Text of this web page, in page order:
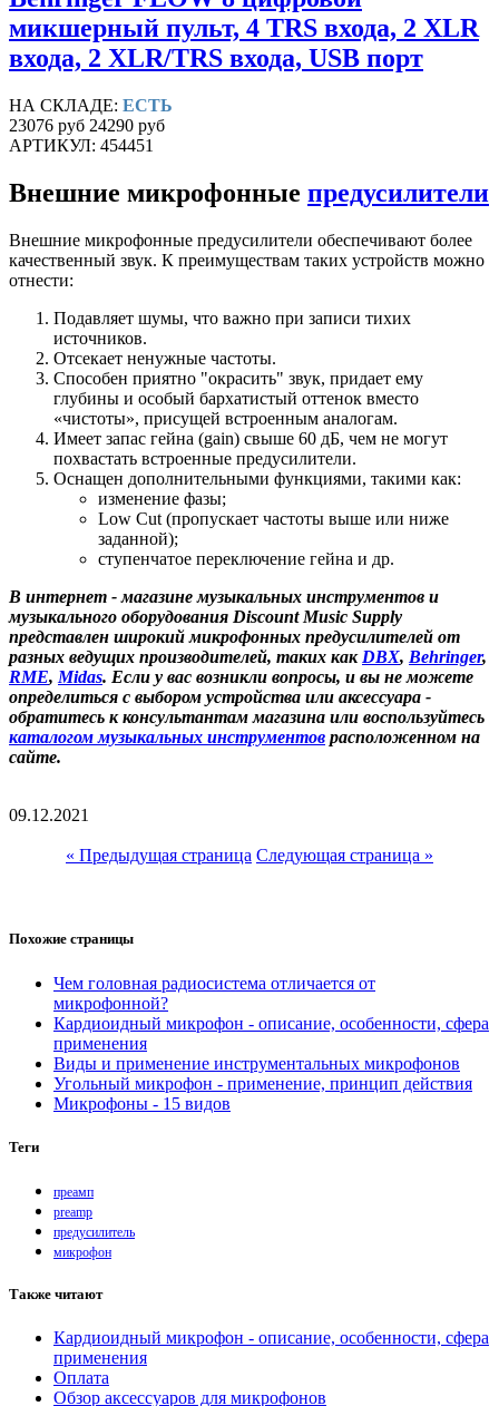
микшерный пульт, 4 TRS входа, 2 XLR
входа, 2 XLR/TRS входа, USB порт
НА СКЛАДЕ: ЕСТЬ
23076 руб 24290 руб
АРТИКУЛ: 454451
Внешние микрофонные предусилители
Внешние микрофонные предусилители обеспечивают более
качественный звук. К преимуществам таких устройств можно
отнести:
Подавляет шумы, что важно при записи тихих
источников.
Отсекает ненужные частоты.
Способен приятно "окрасить" звук, придает ему
глубины и особый бархатистый оттенок вместо
«чистоты», присущей встроенным аналогам.
Имеет запас гейна (gain) свыше 60 дБ, чем не могут
похвастать встроенные предусилители.
Оснащен дополнительными функциями, такими как:
изменение фазы;
Low Cut (пропускает частоты выше или ниже
заданной);
ступенчатое переключение гейна и др.
В интернет - магазине музыкальных инструментов и
музыкального оборудования Discount Music Supply
представлен широкий микрофонных предусилителей от
разных ведущих производителей, таких как DBX, Behringer,
RME, Midas. Если у вас возникли вопросы, и вы не можете
определиться с выбором устройства или аксессуара -
обратитесь к консультантам магазина или воспользуйтесь
каталогом музыкальных инструментов расположенном на
сайте.
09.12.2021
« Предыдущая страница Следующая страница »
Похожие страницы
Чем головная радиосистема отличается от
микрофонной?
Кардиоидный микрофон - описание, особенности, сфера
применения
Виды и применение инструментальных микрофонов
Угольный микрофон - применение, принцип действия
Микрофоны - 15 видов
Теги
преамп
preamp
предусилитель
микрофон
Также читают
Кардиоидный микрофон - описание, особенности, сфера
применения
Оплата
Обзор аксессуаров для микрофонов